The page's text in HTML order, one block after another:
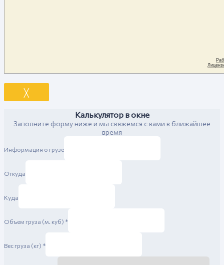
╳
Калькулятор в окне
Заполните форму ниже и мы свяжемся с вами в ближайшее
время
Информация о грузе
Откуда
Куда
Объем груза (м. куб) *
Вес груза (кг) *